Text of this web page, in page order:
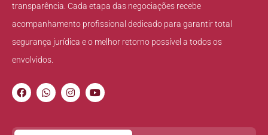
transparência. Cada etapa das negociações recebe
acompanhamento profissional dedicado para garantir total
segurança jurídica e o melhor retorno possível a todos os
envolvidos.